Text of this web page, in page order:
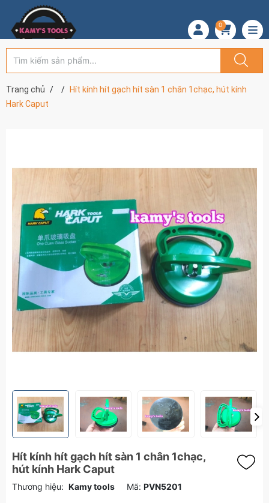
0
Trang chủ
Hít kính hít gạch hít sàn 1 chân 1chạc, hút kính
Hark Caput
Hít kính hít gạch hít sàn 1 chân 1chạc,
hút kính Hark Caput
Thương hiệu: Kamy tools Mã: PVN5201